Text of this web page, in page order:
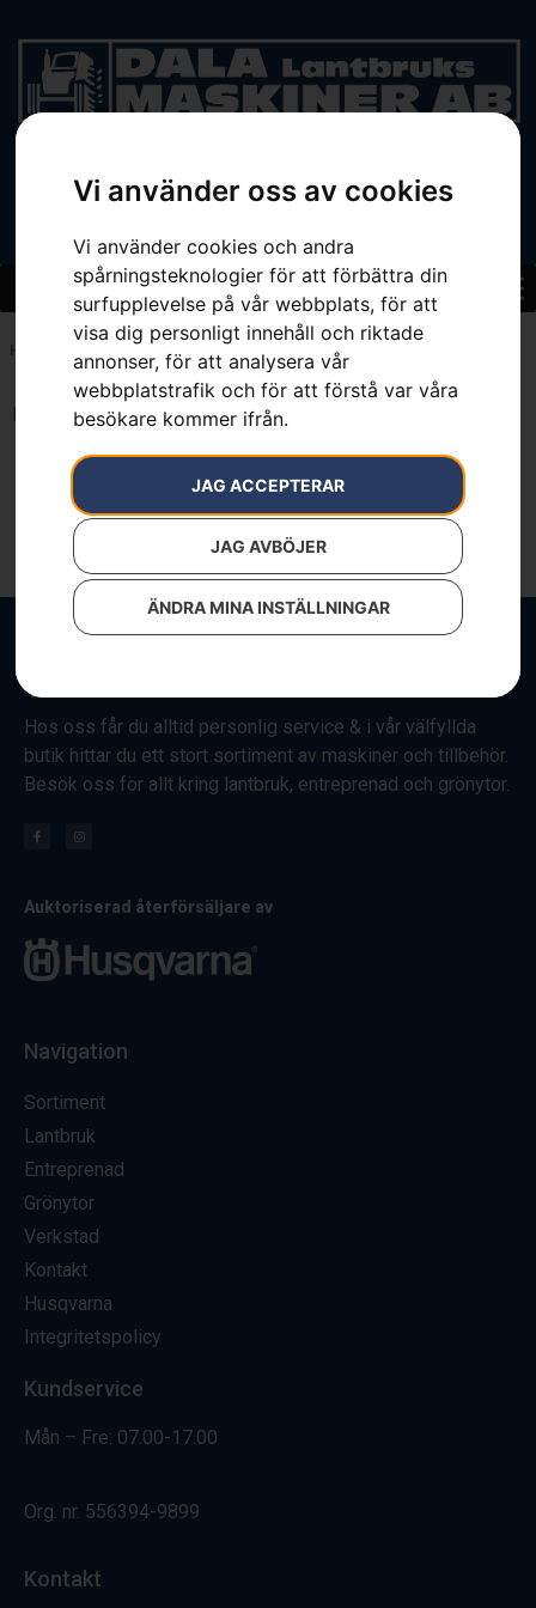
Vi använder oss av cookies
Vi använder cookies och andra
spårningsteknologier för att förbättra din
surfupplevelse på vår webbplats, för att
visa dig personligt innehåll och riktade
annonser, för att analysera vår
webbplatstrafik och för att förstå var våra
besökare kommer ifrån.
JAG ACCEPTERAR
JAG AVBÖJER
ÄNDRA MINA INSTÄLLNINGAR
BEGAGNAT
Hem
Inga resultat.
Hos oss får du alltid personlig service & i vår välfyllda
butik hittar du ett stort sortiment av maskiner och tillbehör.
Besök oss för allt kring lantbruk, entreprenad och grönytor.
Auktoriserad återförsäljare av
Navigation
Sortiment
Lantbruk
Entreprenad
Grönytor
Verkstad
Kontakt
Husqvarna
Integritetspolicy
Kundservice
Mån – Fre: 07.00-17.00
Org. nr. 556394-9899
Kontakt